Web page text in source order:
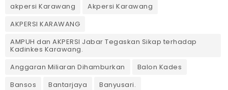
akpersi Karawang
Akpersi Karawang
AKPERSI KARAWANG
AMPUH dan AKPERSI Jabar Tegaskan Sikap terhadap
Kadinkes Karawang.
Anggaran Miliaran Dihamburkan
Balon Kades
Bansos
Bantarjaya
Banyusari.